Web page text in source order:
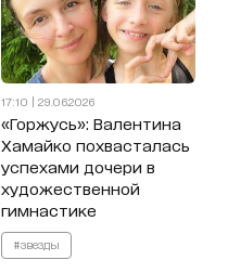
17:10 | 29.06.2026
«Горжусь»: Валентина
Хамайко похвасталась
успехами дочери в
художественной
гимнастике
#звезды